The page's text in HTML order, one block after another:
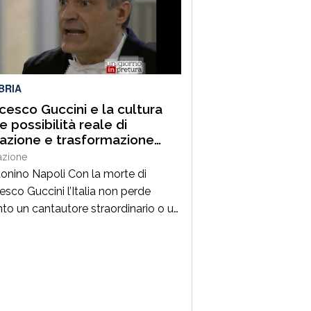
tra i più autorevoli protagonisti del
culturale e istituzionale
Nella splendida cornice di Piazza
Guccini e la cultura
possibilità reale di
e trasformazione
Napoli Con la morte di
Guccini l’Italia non perde
un cantautore straordinario o un